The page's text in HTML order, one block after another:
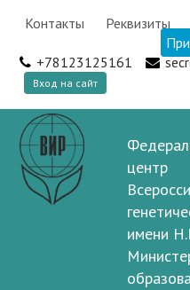
Контакты Реквизиты
+78123125161
Вход на сайт
центр
имени